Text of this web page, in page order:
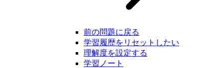
前の問題に戻る
学習履歴をリセットしたい
理解度を設定する
学習ノート